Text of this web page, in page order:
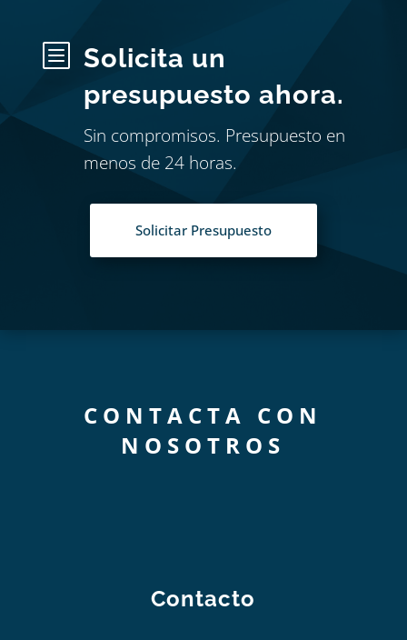
b
Solicita un
presupuesto ahora.
Sin compromisos. Presupuesto en
menos de 24 horas.
Solicitar Presupuesto
CONTACTA CON
NOSOTROS
Contacto